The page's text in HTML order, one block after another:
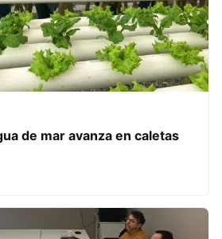
de mar avanza en caletas